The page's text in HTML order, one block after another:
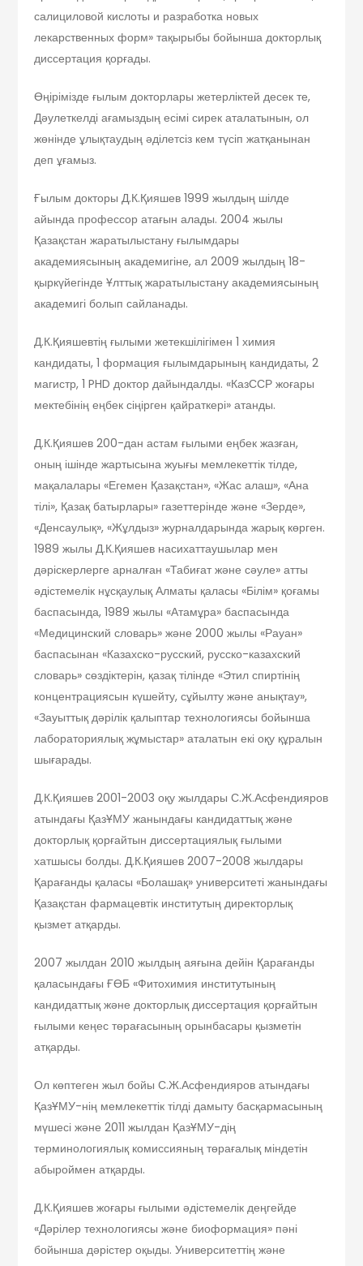
салициловой кислоты и разработка новых
лекарственных форм» тақырыбы бойынша докторлық
диссертация қорғады.
Өңірімізде ғылым докторлары жетерліктей десек те,
Дәулеткелді ағамыздың есімі сирек аталатынын, ол
жөнінде ұлықтаудың әділетсіз кем түсіп жатқанынан
деп ұғамыз.
Ғылым докторы Д.К.Қияшев 1999 жылдың шілде
айында профессор атағын алады. 2004 жылы
Қазақстан жаратылыстану ғылымдары
академиясының академигіне, ал 2009 жылдың 18-
қыркүйегінде Ұлттық жаратылыстану академиясының
академигі болып сайланады.
Д.К.Қияшевтің ғылыми жетекшілігімен 1 химия
кандидаты, 1 формация ғылымдарының кандидаты, 2
магистр, 1 PHD доктор дайындалды. «КазССР жоғары
мектебінің еңбек сіңірген қайраткері» атанды.
Д.К.Қияшев 200-дан астам ғылыми еңбек жазған,
оның ішінде жартысына жуығы мемлекеттік тілде,
мақалалары «Егемен Қазақстан», «Жас алаш», «Ана
тілі», Қазақ батырлары» газеттерінде және «Зерде»,
«Денсаулық», «Жұлдыз» журналдарында жарық көрген.
1989 жылы Д.К.Қияшев насихаттаушылар мен
дәріскерлерге арналған «Табиғат және сәуле» атты
әдістемелік нұсқаулық Алматы қаласы «Білім» қоғамы
баспасында, 1989 жылы «Атамұра» баспасында
«Медицинский словарь» және 2000 жылы «Рауан»
баспасынан «Казахско-русский, русско-казахский
словарь» сөздіктерін, қазақ тілінде «Этил спиртінің
концентрациясын күшейту, сұйылту және анықтау»,
«Зауыттық дәрілік қалыптар технологиясы бойынша
лабораториялық жұмыстар» аталатын екі оқу құралын
шығарады.
Д.К.Қияшев 2001-2003 оқу жылдары С.Ж.Асфендияров
атындағы ҚазҰМУ жанындағы кандидаттық және
докторлық қорғайтын диссертациялық ғылыми
хатшысы болды. Д.К.Қияшев 2007-2008 жылдары
Қарағанды қаласы «Болашақ» университеті жанындағы
Қазақстан фармацевтік институтың директорлық
қызмет атқарды.
2007 жылдан 2010 жылдың аяғына дейін Қарағанды
қаласындағы ҒӨБ «Фитохимия институтының
кандидаттық және докторлық диссертация қорғайтын
ғылыми кеңес төрағасының орынбасары қызметін
атқарды.
Ол көптеген жыл бойы С.Ж.Асфендияров атындағы
ҚазҰМУ-нің мемлекеттік тілді дамыту басқармасының
мүшесі және 2011 жылдан ҚазҰМУ-дің
терминологиялық комиссияның төрағалық міндетін
абыроймен атқарды.
Д.К.Қияшев жоғары ғылыми әдістемелік деңгейде
«Дәрілер технологиясы және биоформация» пәні
бойынша дәрістер оқыды. Университеттің және